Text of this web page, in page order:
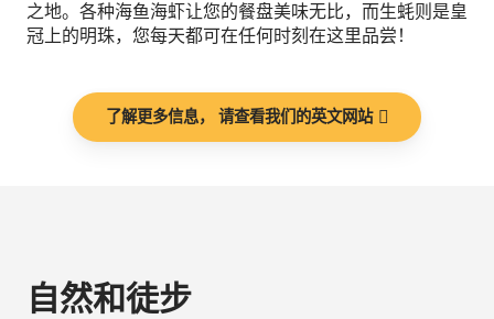
之地。各种海鱼海虾让您的餐盘美味无比，而生蚝则是皇
冠上的明珠，您每天都可在任何时刻在这里品尝！
了解更多信息， 请查看我们的英文网站
自然和徒步